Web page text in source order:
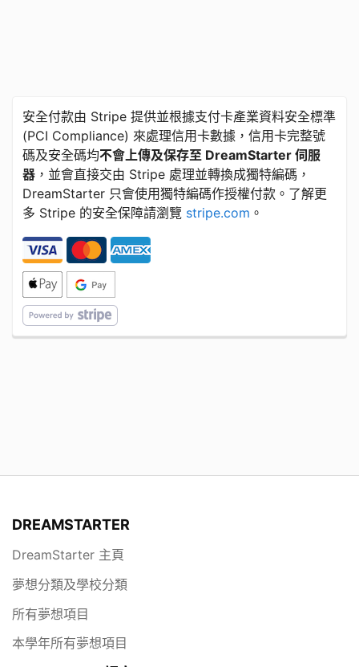
安全付款由 Stripe 提供並根據支付卡產業資料安全標準
​(​PCI Compliance) 來處理信用卡數據，信用卡完整號
碼及安全碼均不會上傳及保存至 DreamStarter 伺服
器 ，並會直接交由 Stripe 處理並轉換成獨特編碼，
DreamStarter 只會使用獨特編碼作授權付款。了解更
多 Stripe 的安全保障請瀏覽 stripe.com 。
DREAMSTARTER
DreamStarter 主頁
夢想分類及學校分類
所有夢想項目
本學年所有夢想項目